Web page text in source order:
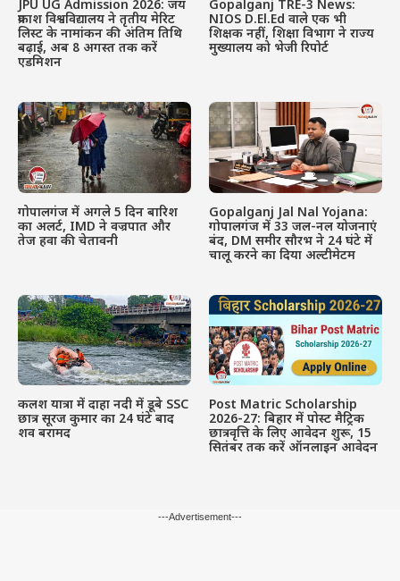
JPU UG Admission 2026: जय
प्रकाश विश्वविद्यालय ने तृतीय मेरिट
लिस्ट के नामांकन की अंतिम तिथि
बढ़ाई, अब 8 अगस्त तक करें
एडमिशन
Gopalganj TRE-3 News:
NIOS D.El.Ed वाले एक भी
शिक्षक नहीं, शिक्षा विभाग ने राज्य
मुख्यालय को भेजी रिपोर्ट
गोपालगंज में अगले 5 दिन बारिश
का अलर्ट, IMD ने वज्रपात और
तेज हवा की चेतावनी
Gopalganj Jal Nal Yojana:
गोपालगंज में 33 जल-नल योजनाएं
बंद, DM समीर सौरभ ने 24 घंटे में
चालू करने का दिया अल्टीमेटम
कलश यात्रा में दाहा नदी में डूबे SSC
छात्र सूरज कुमार का 24 घंटे बाद
शव बरामद
Post Matric Scholarship
2026-27: बिहार में पोस्ट मैट्रिक
छात्रवृत्ति के लिए आवेदन शुरू, 15
सितंबर तक करें ऑनलाइन आवेदन
---Advertisement---